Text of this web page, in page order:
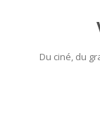
Du ciné, du